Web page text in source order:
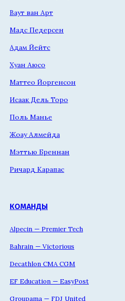
Ваут ван Арт
Мадс Педерсен
Адам Йейтс
Хуан Аюсо
Маттео Йоргенсон
Исаак Дель Торо
Поль Манье
Жоау Алмейда
Мэттью Бреннан
Ричард Карапас
КОМАНДЫ
Alpecin — Premier Tech
Bahrain — Victorious
Decathlon CMA CGM
EF Education — EasyPost
Groupama — FDJ United